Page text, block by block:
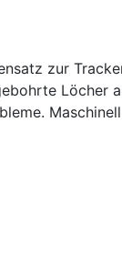
zur
Löcher